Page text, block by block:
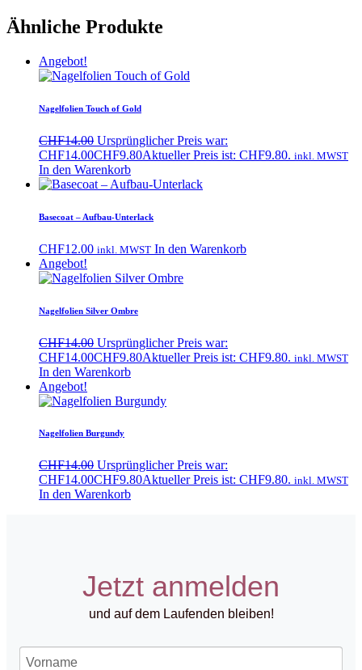
Ähnliche Produkte
Angebot!
Nagelfolien Touch of Gold
CHF14.00 Ursprünglicher Preis war:
CHF14.00CHF9.80Aktueller Preis ist: CHF9.80. inkl. MWST
In den Warenkorb
Basecoat – Aufbau-Unterlack
CHF12.00 inkl. MWST In den Warenkorb
Angebot!
Nagelfolien Silver Ombre
CHF14.00 Ursprünglicher Preis war:
CHF14.00CHF9.80Aktueller Preis ist: CHF9.80. inkl. MWST
In den Warenkorb
Angebot!
Nagelfolien Burgundy
CHF14.00 Ursprünglicher Preis war:
CHF14.00CHF9.80Aktueller Preis ist: CHF9.80. inkl. MWST
In den Warenkorb
Jetzt anmelden
und auf dem Laufenden bleiben!